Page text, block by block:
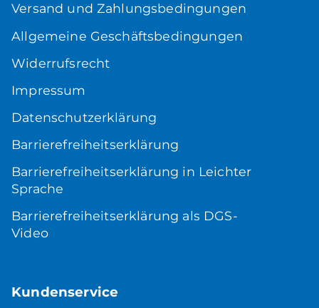
Versand und Zahlungsbedingungen
Allgemeine Geschäftsbedingungen
Widerrufsrecht
Impressum
Datenschutzerklärung
Barrierefreiheitserklärung
Barrierefreiheitserklärung in Leichter
Sprache
Barrierefreiheitserklärung als DGS-
Video
Kundenservice